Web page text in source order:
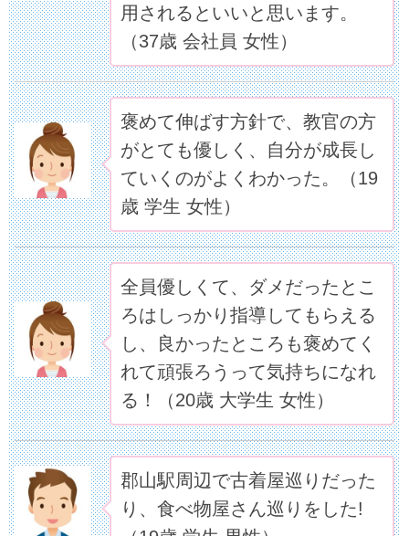
用されるといいと思います。
（37歳 会社員 女性）
褒めて伸ばす方針で、教官の方
がとても優しく、自分が成長し
ていくのがよくわかった。（19
歳 学生 女性）
全員優しくて、ダメだったとこ
ろはしっかり指導してもらえる
し、良かったところも褒めてく
れて頑張ろうって気持ちになれ
る！（20歳 大学生 女性）
郡山駅周辺で古着屋巡りだった
り、食べ物屋さん巡りをした!